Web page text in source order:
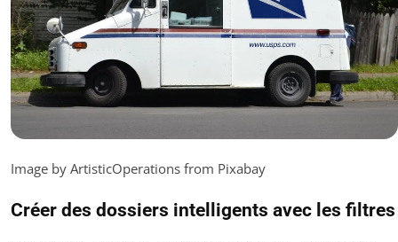
Image by ArtisticOperations from Pixabay
Créer des dossiers intelligents avec les filtres